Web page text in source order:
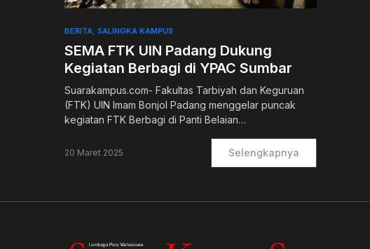
BERITA SALINGKA KAMPUS
SEMA FTK UIN Padang Dukung
Kegiatan Berbagi di YPAC Sumbar
Suarakampus.com- Fakultas Tarbiyah dan Keguruan
(FTK) UIN Imam Bonjol Padang menggelar puncak
kegiatan FTK Berbagi di Panti Belaian…
20 Maret 2025 Selengkapnya